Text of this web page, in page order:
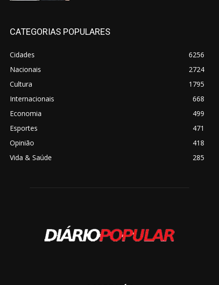
CATEGORIAS POPULARES
Cidades
6256
Nacionais
2724
Cultura
1795
Internacionais
668
Economia
499
Esportes
471
Opinião
418
Vida & Saúde
285